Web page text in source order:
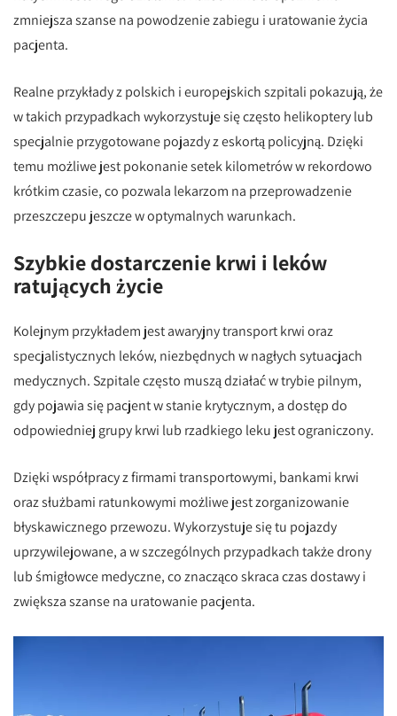
zmniejsza szanse na powodzenie zabiegu i uratowanie życia
pacjenta.
Realne przykłady z polskich i europejskich szpitali pokazują, że
w takich przypadkach wykorzystuje się często helikoptery lub
specjalnie przygotowane pojazdy z eskortą policyjną. Dzięki
temu możliwe jest pokonanie setek kilometrów w rekordowo
krótkim czasie, co pozwala lekarzom na przeprowadzenie
przeszczepu jeszcze w optymalnych warunkach.
Szybkie dostarczenie krwi i leków
ratujących życie
Kolejnym przykładem jest awaryjny transport krwi oraz
specjalistycznych leków, niezbędnych w nagłych sytuacjach
medycznych. Szpitale często muszą działać w trybie pilnym,
gdy pojawia się pacjent w stanie krytycznym, a dostęp do
odpowiedniej grupy krwi lub rzadkiego leku jest ograniczony.
Dzięki współpracy z firmami transportowymi, bankami krwi
oraz służbami ratunkowymi możliwe jest zorganizowanie
błyskawicznego przewozu. Wykorzystuje się tu pojazdy
uprzywilejowane, a w szczególnych przypadkach także drony
lub śmigłowce medyczne, co znacząco skraca czas dostawy i
zwiększa szanse na uratowanie pacjenta.